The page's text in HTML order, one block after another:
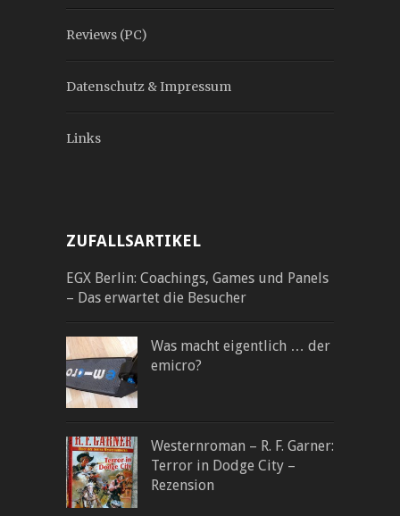
Reviews (PC)
Datenschutz & Impressum
Links
ZUFALLSARTIKEL
EGX Berlin: Coachings, Games und Panels
– Das erwartet die Besucher
Was macht eigentlich … der
emicro?
Westernroman – R. F. Garner:
Terror in Dodge City –
Rezension